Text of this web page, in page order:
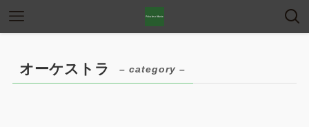
オーケストラ – category –